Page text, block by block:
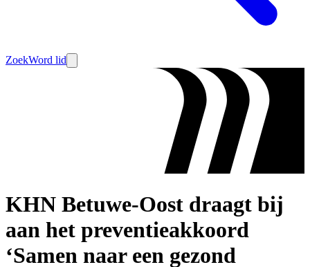
ZoekWord lid
KHN Betuwe-Oost draagt bij
aan het preventieakkoord
‘Samen naar een gezond